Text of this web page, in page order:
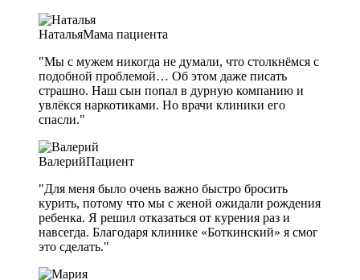
НатальяМама пациента
"Мы с мужем никогда не думали, что столкнёмся с
подобной проблемой… Об этом даже писать
страшно. Наш сын попал в дурную компанию и
увлёкся наркотиками. Но врачи клиники его
спасли."
ВалерийПациент
"Для меня было очень важно быстро бросить
курить, потому что мы с женой ожидали рождения
ребенка. Я решил отказаться от курения раз и
навсегда. Благодаря клинике «Боткинский» я смог
это сделать."